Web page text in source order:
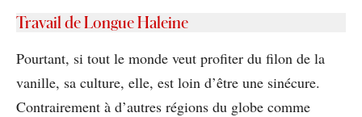
Travail de Longue Haleine
Pourtant, si tout le monde veut profiter du filon de la
vanille, sa culture, elle, est loin d’être une sinécure.
Contrairement à d’autres régions du globe comme